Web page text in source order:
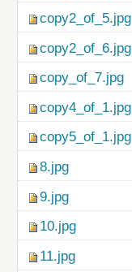
copy2_of_5.jpg
copy2_of_6.jpg
copy_of_7.jpg
copy4_of_1.jpg
copy5_of_1.jpg
8.jpg
9.jpg
10.jpg
11.jpg